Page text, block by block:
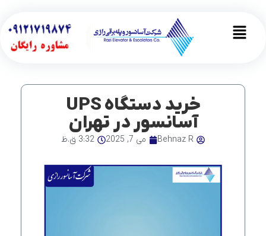
Main
خرید دستگاه UPS
آسانسور در تهران
Behnaz R می 7, 2025 3:32 ق.ظ